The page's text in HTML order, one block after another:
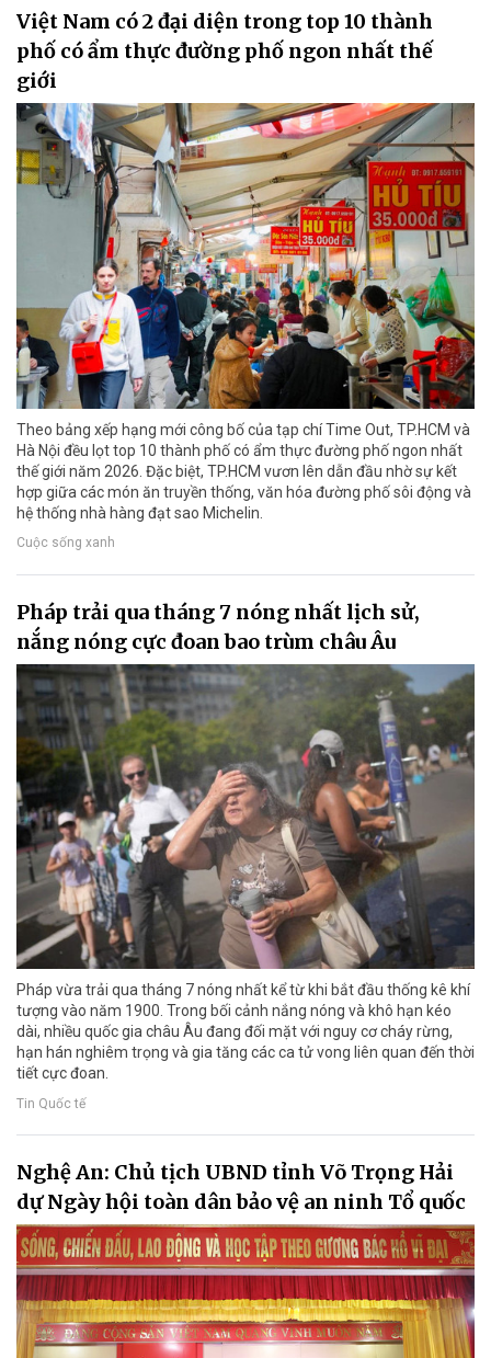
Việt Nam có 2 đại diện trong top 10 thành
phố có ẩm thực đường phố ngon nhất thế
giới
Theo bảng xếp hạng mới công bố của tạp chí Time Out, TP.HCM và
Hà Nội đều lọt top 10 thành phố có ẩm thực đường phố ngon nhất
thế giới năm 2026. Đặc biệt, TP.HCM vươn lên dẫn đầu nhờ sự kết
hợp giữa các món ăn truyền thống, văn hóa đường phố sôi động và
hệ thống nhà hàng đạt sao Michelin.
Cuộc sống xanh
Pháp trải qua tháng 7 nóng nhất lịch sử,
nắng nóng cực đoan bao trùm châu Âu
Pháp vừa trải qua tháng 7 nóng nhất kể từ khi bắt đầu thống kê khí
tượng vào năm 1900. Trong bối cảnh nắng nóng và khô hạn kéo
dài, nhiều quốc gia châu Âu đang đối mặt với nguy cơ cháy rừng,
hạn hán nghiêm trọng và gia tăng các ca tử vong liên quan đến thời
tiết cực đoan.
Tin Quốc tế
Nghệ An: Chủ tịch UBND tỉnh Võ Trọng Hải
dự Ngày hội toàn dân bảo vệ an ninh Tổ quốc